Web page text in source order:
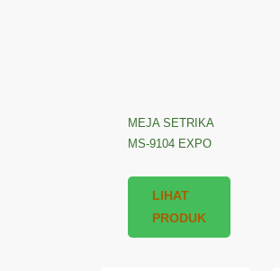
MEJA SETRIKA
MS-9104 EXPO
LIHAT
PRODUK